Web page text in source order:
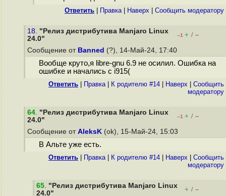
Ответить Правка| Наверх Cообщить модератору
18. "Релиз дистрибутива Manjaro Linux
24.0"
–1 + / –
Сообщение от Banned (?), 14-Май-24, 17:40
Вообще круто,я libre-gnu 6.9 не осилил. Ошибка на
ошибке и начались с i915(
Ответить Правка| К родителю #14 Наверх
Cообщить
модератору
64. "Релиз дистрибутива Manjaro Linux
24.0"
–1 + / –
Сообщение от AleksK (ok), 15-Май-24, 15:03
В Альте уже есть.
Ответить Правка| К родителю #14 Наверх
Cообщить
модератору
65. "Релиз дистрибутива Manjaro Linux
24.0"
+ / –